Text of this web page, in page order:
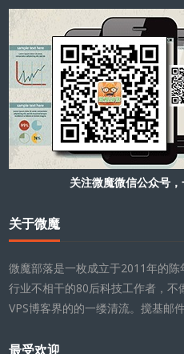
关注微魔微信公众号
关于微魔
微魔部落是一枚成立于2011年的
行业不相干的80后科技工作者，不
VPS博客界的的一缕清流。搅基邮
最受欢迎